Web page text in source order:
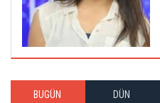
BUGÜN DÜN